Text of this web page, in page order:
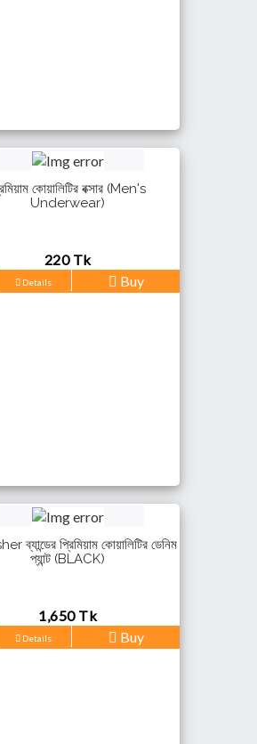
কোয়ালিটির বক্সার (Men's
Underwear)
220 Tk
Details Buy
ব্যান্ডের প্রিমিয়াম কোয়ালিটির ডেনিম
প্যান্ট (BLACK)
1,650 Tk
Details Buy